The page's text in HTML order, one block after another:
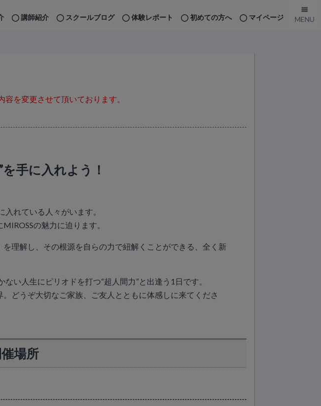
マイページ
初めての方へ
体験レポート
スクールブログ
講師紹介
を変更させて頂いております。
手に入れよう！
れている人々がいます。
の魅力に迫ります。
理解し、その根源を自らの力で紐解くことができる、全く新
い人生にピリオドを打つ“超人間力”と出逢う1日です。
どうぞ大切なご家族、ご友人とともに体感しに来てくださ
場所